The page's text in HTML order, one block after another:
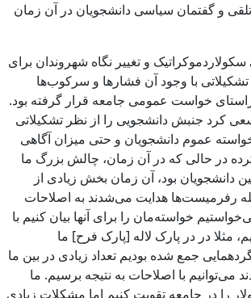
و گفتمان سیاسی دانشجویان در آن زمان
و تغییر نگاه شهروندان برای
با وجود آن فشارها و سرکوب‌ها
خواست عمومی‌ جامعه قرار گرفته بود.
کرد جنبش دانشجویی را از نظر تشکیلاتی
عموم دانشجویان و حتی میزان آگاهی
کرده در حالی که در آن زمان، چالش بزرگ ما
دانشجویان بود، آن زمان بخش زیادی از
رفرمیست‌ها هدایت می‌شدند به اصلاحات
خواسته‌مان را برای آنها بیان کنیم با
در در پارک لاله [پارک فرح] ما
جمع شده بودیم تعداد زیادی در بین ما
می‌توانیم با اصلاحات به نتیجه برسیم. ما
را در جامعه تقویت کنیم اما مشکلات زیادی